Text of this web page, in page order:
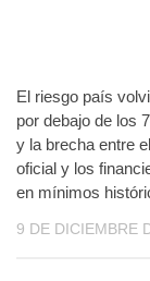
El riesgo país
por debajo de los
y la brecha entre
oficial y los
en mínimos
9 DE DICIEMBRE